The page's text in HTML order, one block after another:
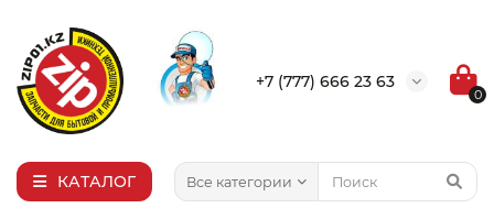
+7 (777) 666 23 63
0
КАТАЛОГ Все категории
Выбор города
Алма-Ата
Актау